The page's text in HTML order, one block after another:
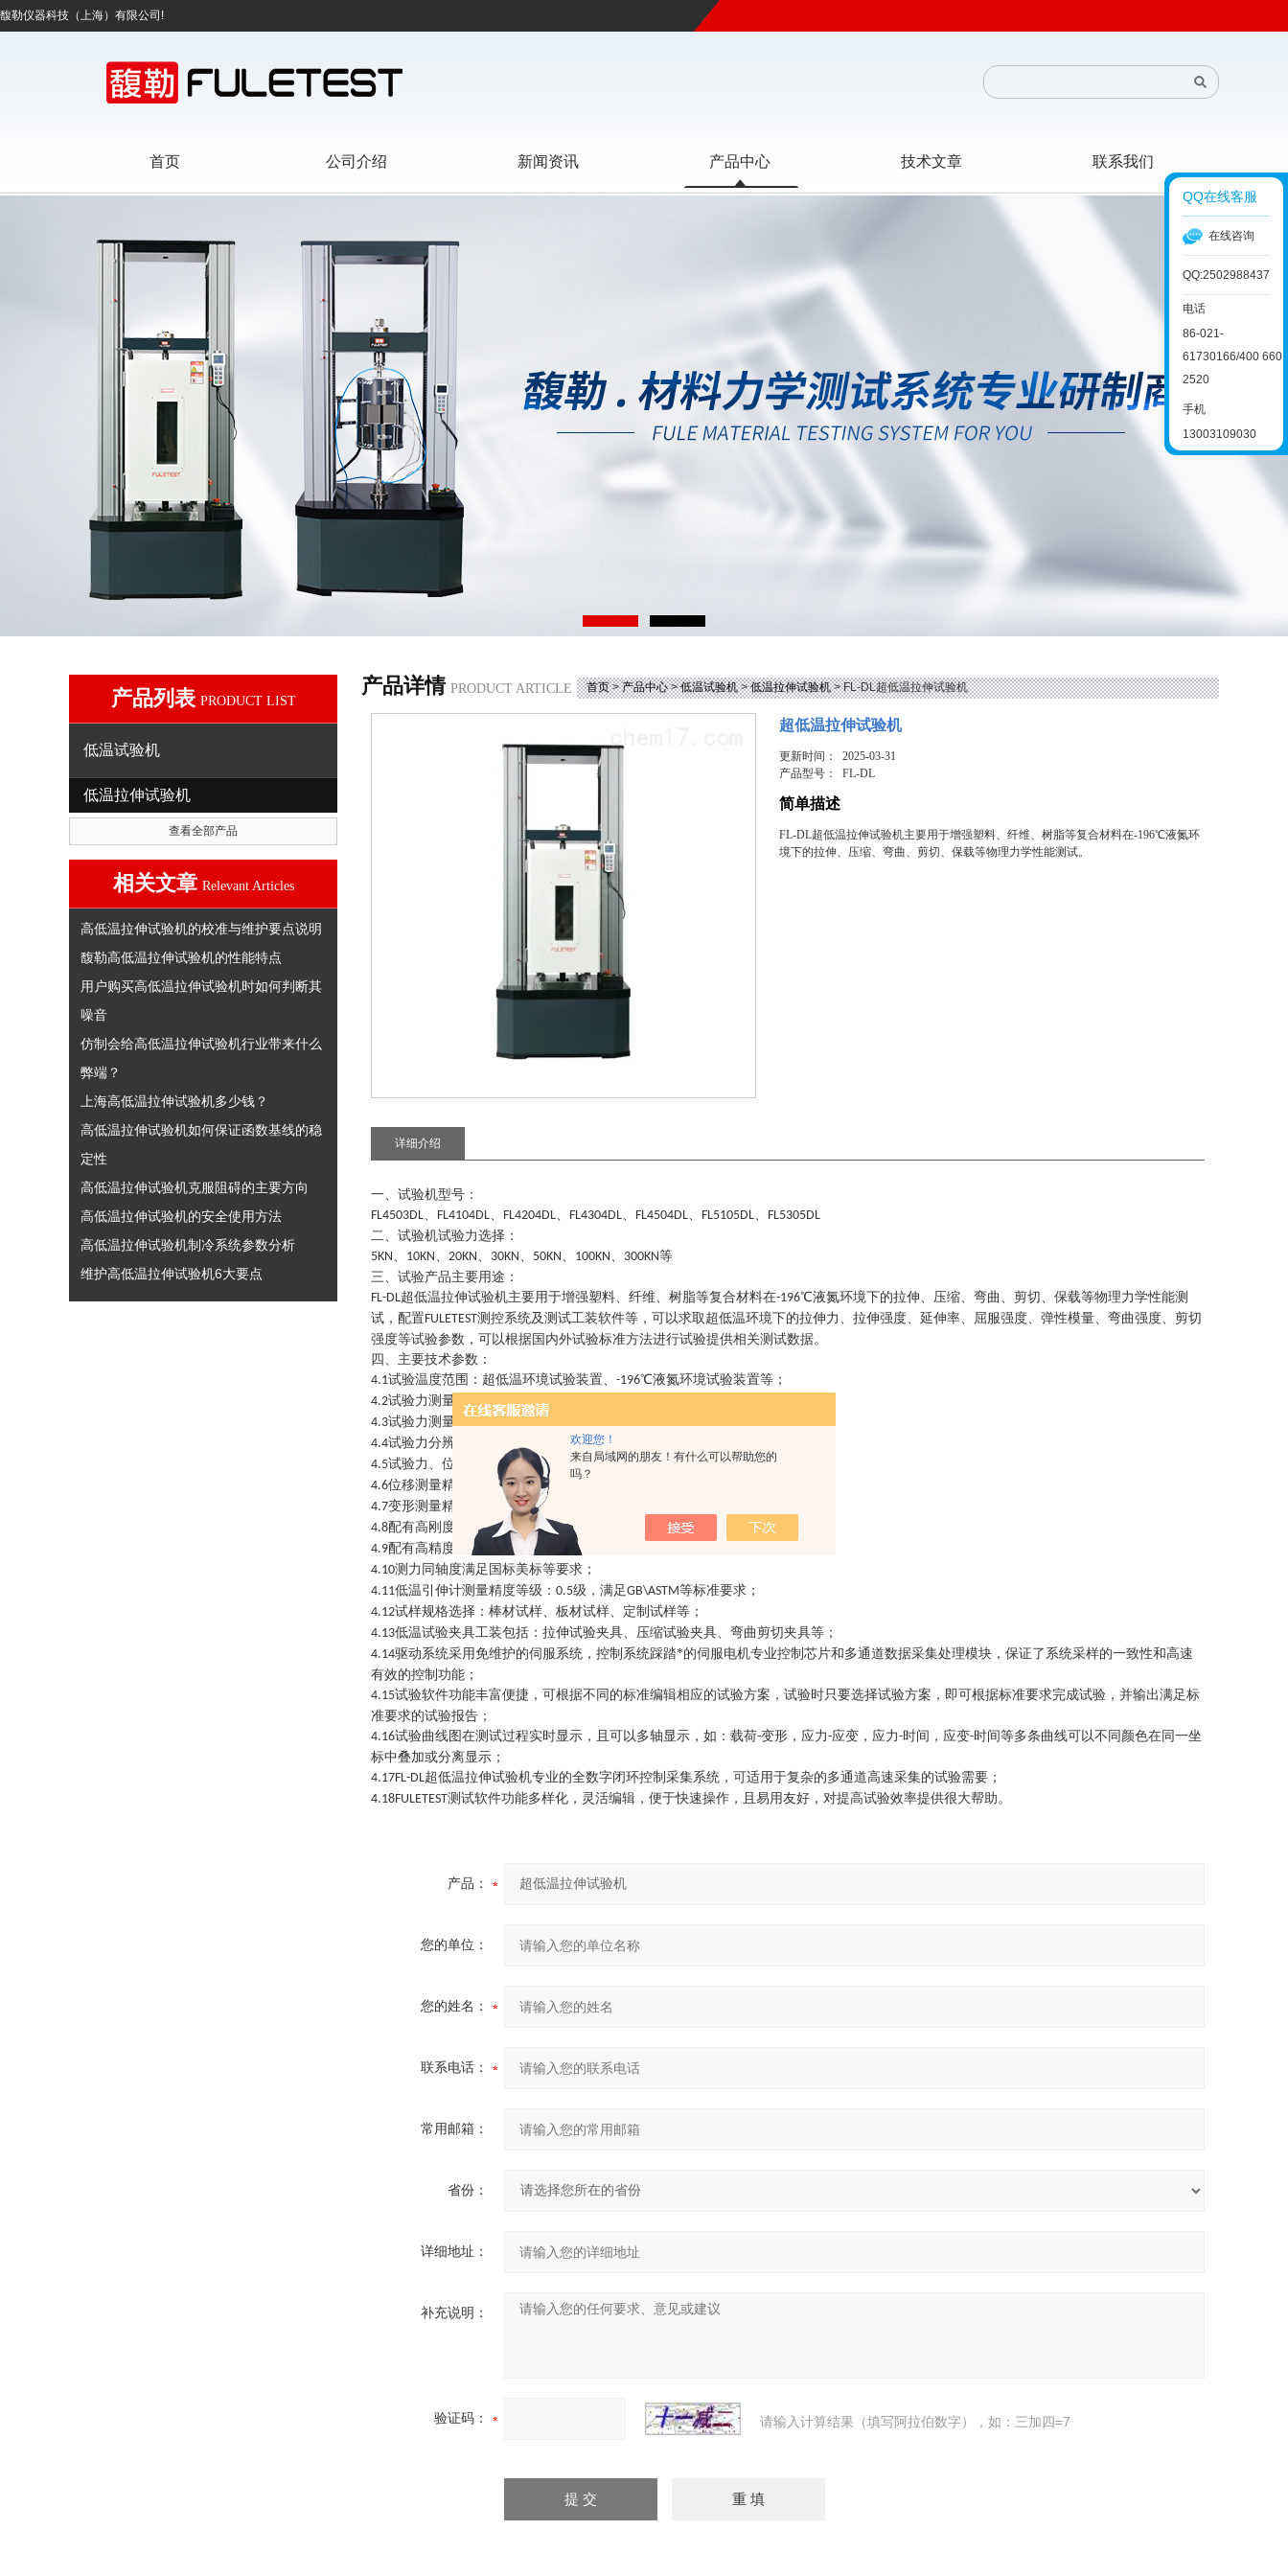
欢迎您！
来自局域网的朋友！有什么可以帮助您的
吗？
馥勒仪器科技（上海）有限公司!
首页 公司介绍 新闻资讯 产品中心 技术文章 联系我们
产品列表 PRODUCT LIST
低温试验机
低温拉伸试验机
查看全部产品
相关文章 Relevant Articles
高低温拉伸试验机的校准与维护要点说明
馥勒高低温拉伸试验机的性能特点
用户购买高低温拉伸试验机时如何判断其
噪音
仿制会给高低温拉伸试验机行业带来什么
弊端？
上海高低温拉伸试验机多少钱？
高低温拉伸试验机如何保证函数基线的稳
定性
高低温拉伸试验机克服阻碍的主要方向
高低温拉伸试验机的安全使用方法
高低温拉伸试验机制冷系统参数分析
维护高低温拉伸试验机6大要点
产品详情 PRODUCT ARTICLE 首页>产品中心>低温试验机>低温拉伸试验机> FL-DL超低温拉伸试验机
超低温拉伸试验机
更新时间： 2025-03-31
产品型号：FL-DL
简单描述
FL-DL超低温拉伸试验机主要用于增强塑料、纤维、树脂等复合材料在-196℃液氮环
境下的拉伸、压缩、弯曲、剪切、保载等物理力学性能测试。
详细介绍
一、试验机型号：
FL4503DL、 FL4104DL、 FL4204DL、 FL4304DL、 FL4504DL、 FL5105DL、 FL5305DL
二、试验机试验力选择：
5KN、 10KN、 20KN、 30KN、 50KN、 100KN、 300KN等
三、试验产品主要用途：
FL-DL超低温拉伸试验机主要用于增强塑料、纤维、树脂等复合材料在-196℃液氮环境下的拉伸、压缩、弯曲、剪切、保载等物理力学性能测
试，配置FULETEST测控系统及测试工装软件等，可以求取超低温环境下的拉伸力、拉伸强度、延伸率、屈服强度、弹性模量、弯曲强度、剪切
强度等试验参数，可以根据国内外试验标准方法进行试验提供相关测试数据。
四、主要技术参数：
4.1试验温度范围：超低温环境试验装置、 -196℃液氮环境试验装置等；
4.2试验力测量准确度：±0.5%FS
4.3试验力测量范围： 0.2~100%FS
4.4试验力分辨率：优于
1/500000FS;
4.5试验力、位移、变形数据采样频率：不低于1000 次 /S;
4.6位移测量精度误差：±0.5%FS
4.7变形测量精度误差：±0.5%FS
4.8配有高刚度加载机架框架，刚性好，空间大；
4.9配有高精度长寿命负荷采集传感器系统；
4.10测力同轴度满足国标美标等要求；
4.11低温引伸计测量精度等级： 0.5级，满足GB\ASTM等标准要求；
4.12试样规格选择：棒材试样、板材试样、定制试样等；
4.13低温试验夹具工装包括：拉伸试验夹具、压缩试验夹具、弯曲剪切夹具等；
4.14驱动系统采用免维护的伺服系统，控制系统踩踏*的伺服电机专业控制芯片和多通道数据采集处理模块，保证了系统采样的一致性和高速
有效的控制功能；
4.15试验软件功能丰富便捷，可根据不同的标准编辑相应的试验方案，试验时只要选择试验方案，即可根据标准要求完成试验，并输出满足标
准要求的试验报告；
4.16试验曲线图在测试过程实时显示，且可以多轴显示，如：载荷-变形，应力-应变，应力-时间，应变-时间等多条曲线可以不同颜色在同一坐
标中叠加或分离显示；
4.17FL-DL超低温拉伸试验机专业的全数字闭环控制采集系统，可适用于复杂的多通道高速采集的试验需要；
4.18FULETEST测试软件功能多样化，灵活编辑，便于快速操作，且易用友好，对提高试验效率提供很大帮助。
产品：
您的单位：
您的姓名：
联系电话：
常用邮箱：
省份：
详细地址：
补充说明：
验证码： 请输入计算结果（填写阿拉伯数字），如：三加四=7
QQ在线客服
在线咨询
QQ:2502988437
电话
86-021-
61730166/400 660
2520
手机
13003109030